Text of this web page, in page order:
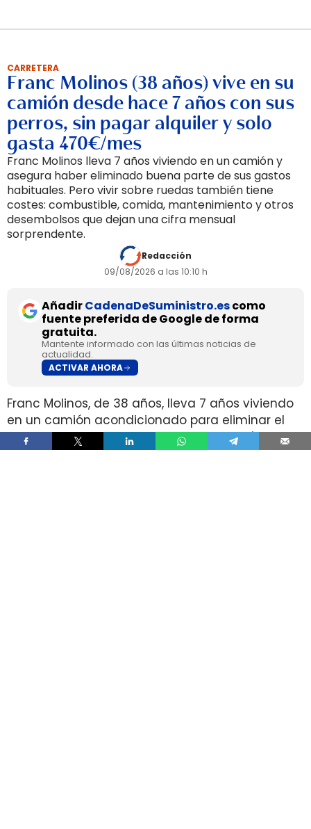
CARRETERA
Franc Molinos (38 años) vive en su
camión desde hace 7 años con sus
perros, sin pagar alquiler y solo
gasta 470€/mes
Franc Molinos lleva 7 años viviendo en un camión y
asegura haber eliminado buena parte de sus gastos
habituales. Pero vivir sobre ruedas también tiene
costes: combustible, comida, mantenimiento y otros
desembolsos que dejan una cifra mensual
sorprendente.
Redacción
09/08/2026 a las 10:10 h
AñadirCadenaDeSuministro.escomo
fuente preferida de Google de forma
gratuita.
Mantente informado con las últimas noticias de
actualidad.
ACTIVAR AHORA
Franc Molinos, de 38 años, lleva 7 años viviendo
en un camión acondicionado para eliminar el
alquiler y recortar sus gastos fijos. El vehículo
incorpora cocina, dormitorio, espacio de